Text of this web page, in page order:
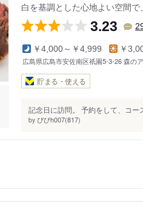
白を基調とした心地よい空間
3.23
￥4,000～￥4,999
￥
広島県広島市安佐南区祇園5-3-26 森の
貯まる・使える
記念日に訪問。 予約をして、コ
by ぴぴh007(817)